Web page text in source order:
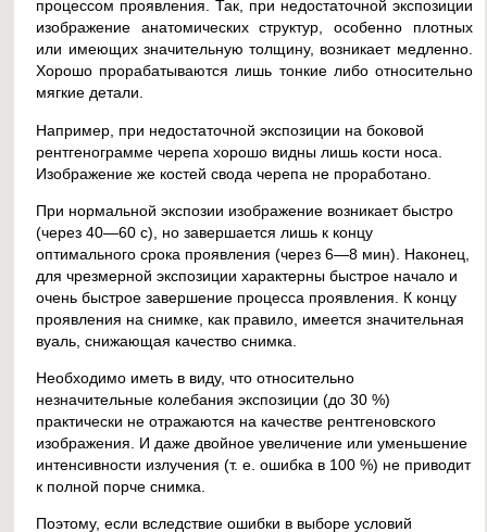
процессом проявления. Так, при недостаточной экспозиции
изображение анатомических структур, особенно плотных
или имеющих значительную толщину, возникает медленно.
Хорошо прорабатываются лишь тонкие либо относительно
мягкие детали.
Например, при недостаточной экспозиции на боковой
рентгенограмме черепа хорошо видны лишь кости носа.
Изображение же костей свода черепа не проработано.
При нормальной экспозии изображение возникает быстро
(через 40—60 с), но завершается лишь к концу
оптимального срока проявления (через 6—8 мин). Наконец,
для чрезмерной экспозиции характерны быстрое начало и
очень быстрое завершение процесса проявления. К концу
проявления на снимке, как правило, имеется значительная
вуаль, снижающая качество снимка.
Необходимо иметь в виду, что относительно
незначительные колебания экспозиции (до 30 %)
практически не отражаются на качестве рентгеновского
изображения. И даже двойное увеличение или уменьшение
интенсивности излучения (т. е. ошибка в 100 %) не приводит
к полной порче снимка.
Поэтому, если вследствие ошибки в выборе условий